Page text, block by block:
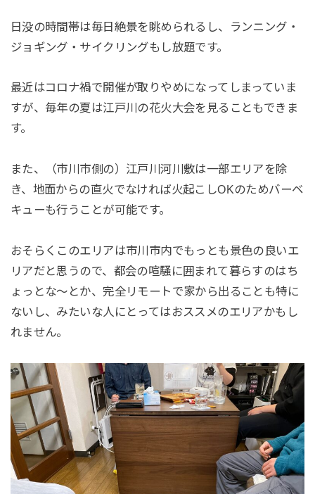
日没の時間帯は毎日絶景を眺められるし、ランニング・
ジョギング・サイクリングもし放題です。
最近はコロナ禍で開催が取りやめになってしまっていま
すが、毎年の夏は江戸川の花火大会を見ることもできま
す。
また、（市川市側の）江戸川河川敷は一部エリアを除
き、地面からの直火でなければ火起こしOKのためバーベ
キューも行うことが可能です。
おそらくこのエリアは市川市内でもっとも景色の良いエ
リアだと思うので、都会の喧騒に囲まれて暮らすのはち
ょっとな～とか、完全リモートで家から出ることも特に
ないし、みたいな人にとってはおススメのエリアかもし
れません。